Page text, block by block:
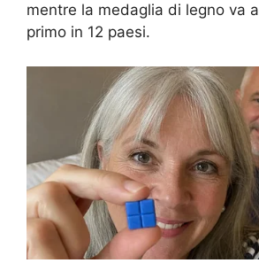
mentre la medaglia di legno va a
primo in 12 paesi.